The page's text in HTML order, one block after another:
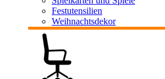
Festutensilien
Weihnachtsdekor